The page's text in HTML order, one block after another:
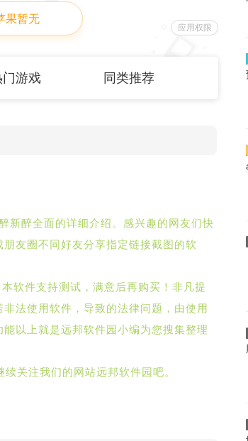
果暂无
应用权限
门游戏 同类推荐
新醉全面的详细介绍。感兴趣的网友们快
友圈不同好友分享指定链接截图的软
软件支持测试，满意后再购买！非凡提
法使用软件，导致的法律问题，由使用
以上就是远邦软件园小编为您搜集整理
关注我们的网站远邦软件园吧。